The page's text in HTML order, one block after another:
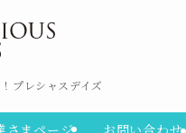
プレシャスデイズ
さまページ お問い合わせ